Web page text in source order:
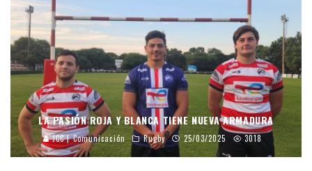
LA PASIÓN ROJA Y BLANCA TIENE NUEVA ARMADURA
JCC | Comunicación Rugby 25/03/2025 3018